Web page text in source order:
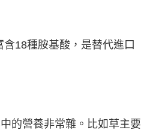
18種胺基酸，是替代進口
的營養非常雜。比如草主要